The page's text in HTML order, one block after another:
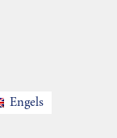
Engels